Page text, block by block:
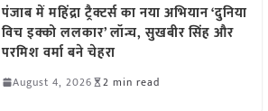
पंजाब में महिंद्रा ट्रैक्टर्स का नया अभियान ‘दुनिया
विच इक्को ललकार’ लॉन्च, सुखबीर सिंह और
परमिश वर्मा बने चेहरा
August 4, 2026 2 min read